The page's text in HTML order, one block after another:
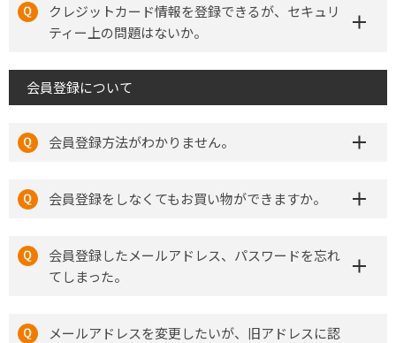
クレジットカード情報を登録できるが、セキュリ
ティー上の問題はないか。
会員登録について
会員登録方法がわかりません。
会員登録をしなくてもお買い物ができますか。
会員登録したメールアドレス、パスワードを忘れ
てしまった。
メールアドレスを変更したいが、旧アドレスに認